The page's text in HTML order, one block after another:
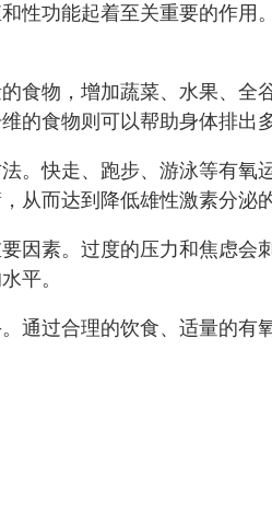
性功能起着至关重要的作
食物，增加蔬菜、水果、
的食物则可以帮助身体排出
。快走、跑步、游泳等有
从而达到降低雄性激素分泌的
因素。过度的压力和焦虑
平。
通过合理的饮食、适量的